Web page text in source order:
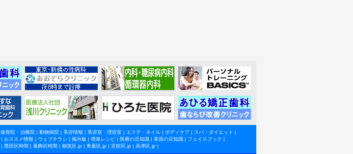
接骨院・治療院| 動物病院| 美容情報 | 美容室・理容室| エステ・ネイル| ボディケア | スパ・ダイエット |
| おススメ情報 | ウェブチラシ | 掲示板 | 簡単レシピ| 医療の豆知識| 美容の豆知識| フェイスブック |
| 墨田区時間 | 葛飾区時間 | 都筑区.jp | 青葉区.jp | 宮前区.jp | 高津区.jp |